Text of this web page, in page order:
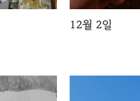
12월 2일